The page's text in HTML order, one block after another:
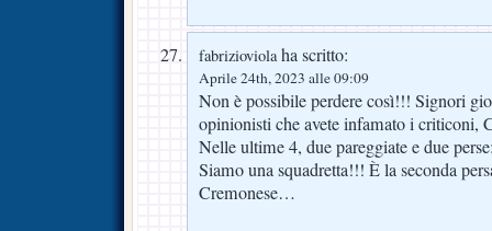
fabrizioviolaha scritto:
Aprile 24th, 2023 alle 09:09
Non è possibile perdere così!!! Signori
opinionisti che avete infamato i
Nelle ultime 4, due pareggiate e due
Siamo una squadretta!!! È la seconda
Cremonese…